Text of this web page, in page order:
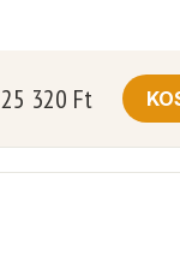
25 320 Ft